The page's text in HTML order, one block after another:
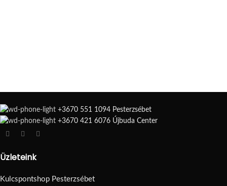
+3670 551 1094 Pesterzsébet
+3670 421 6076 Újbuda Center
Üzleteink
Kulcspontshop Pesterzsébet